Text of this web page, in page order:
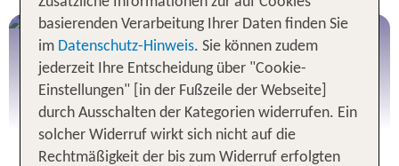
Griechische Inseln
Alle Angebote
basierenden Verarbeitung Ihrer Daten finden Sie
im Datenschutz-Hinweis. Sie können zudem
jederzeit Ihre Entscheidung über "Cookie-
Einstellungen" [in der Fußzeile der Webseite]
durch Ausschalten der Kategorien widerrufen. Ein
solcher Widerruf wirkt sich nicht auf die
Rechtmäßigkeit der bis zum Widerruf erfolgten